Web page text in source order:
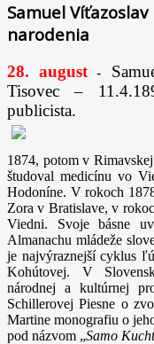
Samuel
narodenia
28. august -
Tisovec –
publicista.
1874, potom v
študoval medicínu vo
Hodoníne. V rokoch
Zora v Bratislave, v
Viedni. Svoje básne
Almanachu mládeže
je najvýraznejší cyklus
Kohútovej. V
národnej a kultúrnej
Schillerovej Piesne o
Martine monografiu o
pod názvom „Samo